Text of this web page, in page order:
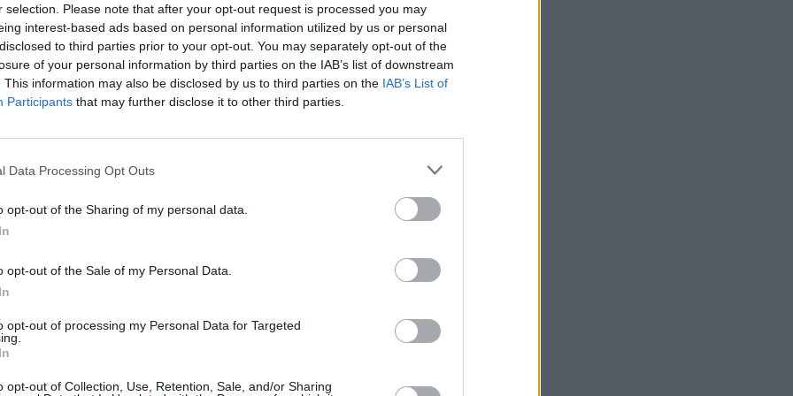
selection. Please note that after your opt-out request is processed you may
interest-based ads based on personal information utilized by us or personal
to third parties prior to your opt-out. You may separately opt-out of the
of your personal information by third parties on the IAB’s list of downstream
This information may also be disclosed by us to third parties on the IAB’s List of
Participants that may further disclose it to other third parties.
Data Processing Opt Outs
opt-out of the Sharing of my personal data.
opt-out of the Sale of my Personal Data.
opt-out of processing my Personal Data for Targeted
opt-out of Collection, Use, Retention, Sale, and/or Sharing
lavorando molto per eliminarlo.
tutto il giorno. Ti alzi dal letto già senza
ore. Ecco, questo accade quando il glucosi,
nel sangue invece di finire nelle cellule
vista offuscata. Ti è mai capitato di vedere le
di pulire gli occhiali (anche se non li porti)?
leggera. Gli alti livelli di zucchero possono
che, inizialmente, sembra quasi una fortuna?